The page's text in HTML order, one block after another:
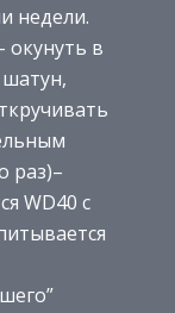
недели.
окунуть в
шатун,
раз)–
WD40 с